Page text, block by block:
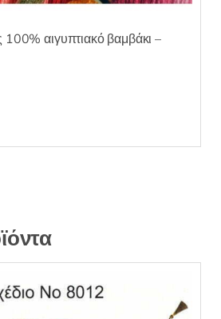
100% αιγυπτιακό βαμβάκι –
€